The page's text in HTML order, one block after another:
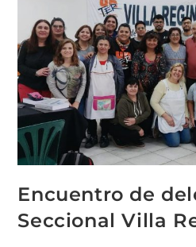
Encuentro de
Seccional Villa